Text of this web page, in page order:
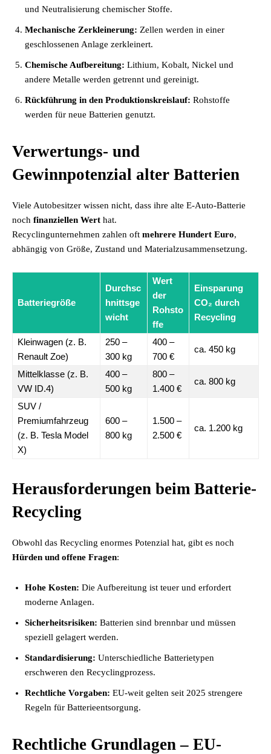
und Neutralisierung chemischer Stoffe.
Mechanische Zerkleinerung: Zellen werden in einer
geschlossenen Anlage zerkleinert.
Chemische Aufbereitung: Lithium, Kobalt, Nickel und
andere Metalle werden getrennt und gereinigt.
Rückführung in den Produktionskreislauf: Rohstoffe
werden für neue Batterien genutzt.
Verwertungs- und
Gewinnpotenzial alter Batterien
Viele Autobesitzer wissen nicht, dass ihre alte E-Auto-Batterie
noch finanziellen Wert hat.
Recyclingunternehmen zahlen oft mehrere Hundert Euro,
abhängig von Größe, Zustand und Materialzusammensetzung.
Batteriegröße
Durchsc
hnittsge
wicht
Wert
der
Rohsto
ffe
Einsparung
CO₂ durch
Recycling
Kleinwagen (z. B.
Renault Zoe)
250 –
300 kg
400 –
700 €
ca. 450 kg
Mittelklasse (z. B.
VW ID.4)
400 –
500 kg
800 –
1.400 €
ca. 800 kg
SUV /
Premiumfahrzeug
(z. B. Tesla Model
X)
600 –
800 kg
1.500 –
2.500 €
ca. 1.200 kg
Herausforderungen beim Batterie-
Recycling
Obwohl das Recycling enormes Potenzial hat, gibt es noch
Hürden und offene Fragen:
Hohe Kosten: Die Aufbereitung ist teuer und erfordert
moderne Anlagen.
Sicherheitsrisiken: Batterien sind brennbar und müssen
speziell gelagert werden.
Standardisierung: Unterschiedliche Batterietypen
erschweren den Recyclingprozess.
Rechtliche Vorgaben: EU-weit gelten seit 2025 strengere
Regeln für Batterieentsorgung.
Rechtliche Grundlagen – EU-